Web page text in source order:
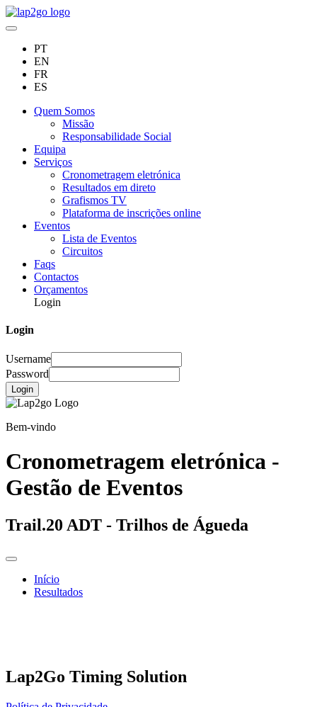
PT
EN
FR
ES
Quem Somos
Missão
Responsabilidade Social
Equipa
Serviços
Cronometragem eletrónica
Resultados em direto
Grafismos TV
Plataforma de inscrições online
Eventos
Lista de Eventos
Circuitos
Faqs
Contactos
Orçamentos
Login
Login
Username
Password
Login
Bem-vindo
Cronometragem eletrónica -
Gestão de Eventos
Trail.20 ADT - Trilhos de Águeda
Início
Resultados
Lap2Go Timing Solution